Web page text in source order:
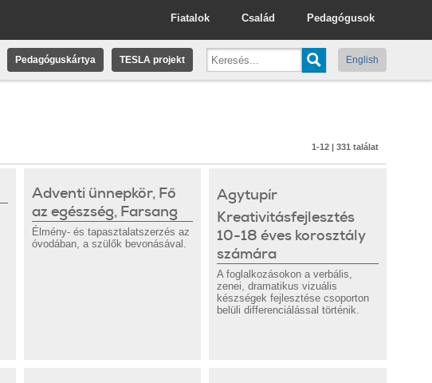
Pedagógusok
Család
Fiatalok
Pedagóguskártya TESLA projekt English
1-12 | 331 találat
Adventi ünnepkör, Fő
az egészség, Farsang
Élmény- és tapasztalatszerzés az
óvodában, a szülők bevonásával.
Agytupír 
Kreativitásfejlesztés
10-18 éves korosztály
számára
A foglalkozásokon a verbális,
zenei, dramatikus vizuális
készségek fejlesztése csoporton
belüli differenciálással történik.